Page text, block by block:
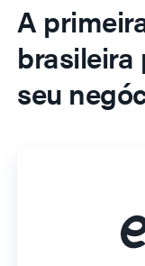
A
brasileira
seu